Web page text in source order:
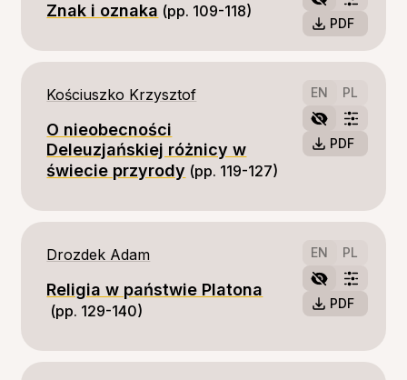
PDF
Znak i oznaka (pp. 109-118)
EN PL
PDF
Kościuszko Krzysztof
O nieobecności
Deleuzjańskiej różnicy w
świecie przyrody (pp. 119-127)
EN PL
PDF
Drozdek Adam
Religia w państwie Platona
(pp. 129-140)